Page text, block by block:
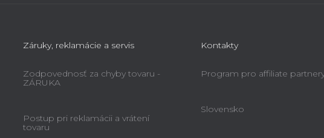
Záruky, reklamácie a servis
Zodpovednosť za chyby tovaru -
ZÁRUKA
Postup pri reklamácii a vrátení
tovaru
Kontakty
Program pro affiliate
Slovensko